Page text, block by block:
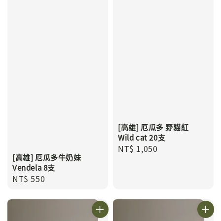
[高雄] 厄瓜多牛奶妹
Vendela 8支
Regular
NT$ 550
[高雄] 厄瓜多 野貓紅
Wild cat 20支
Regular
NT$ 1,050